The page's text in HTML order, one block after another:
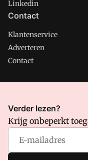
Linkedin
Contact
Klantenservice
Adverteren
Contact
CMweb is onderdeel
waar VMN media voor
volgende regelingen
Privacy en Cookie
Verder lezen?
Krijg onbeperkt